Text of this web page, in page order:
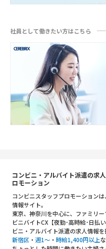
社員として働きたい方はこちら
コンビニ・アルバイト派遣の求
ロモーション
コンビニスタッフプロモーション
情報サイト。
東京、神奈川を中心に、ファミリ
ビニバイトCX【夜勤･高時給･日払
ビニ・アルバイト派遣の求人情報を
新宿区 ・ 週1～ ・ 時給1,400円以上